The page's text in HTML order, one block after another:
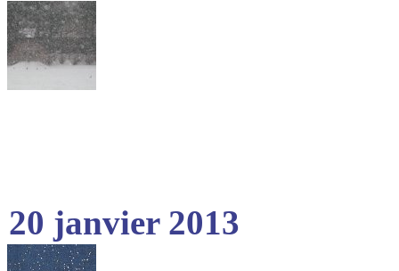
20 janvier 2013